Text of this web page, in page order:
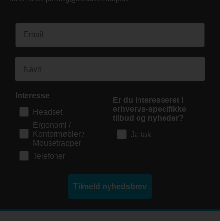
Interesse
Headset
Ergonomi /
Kontormøbler /
Mousetrapper
Telefoner
Er du interesseret i
erhvervs-specifikke
tilbud og nyheder?
Ja tak
Tilmeld nyhedsbrev